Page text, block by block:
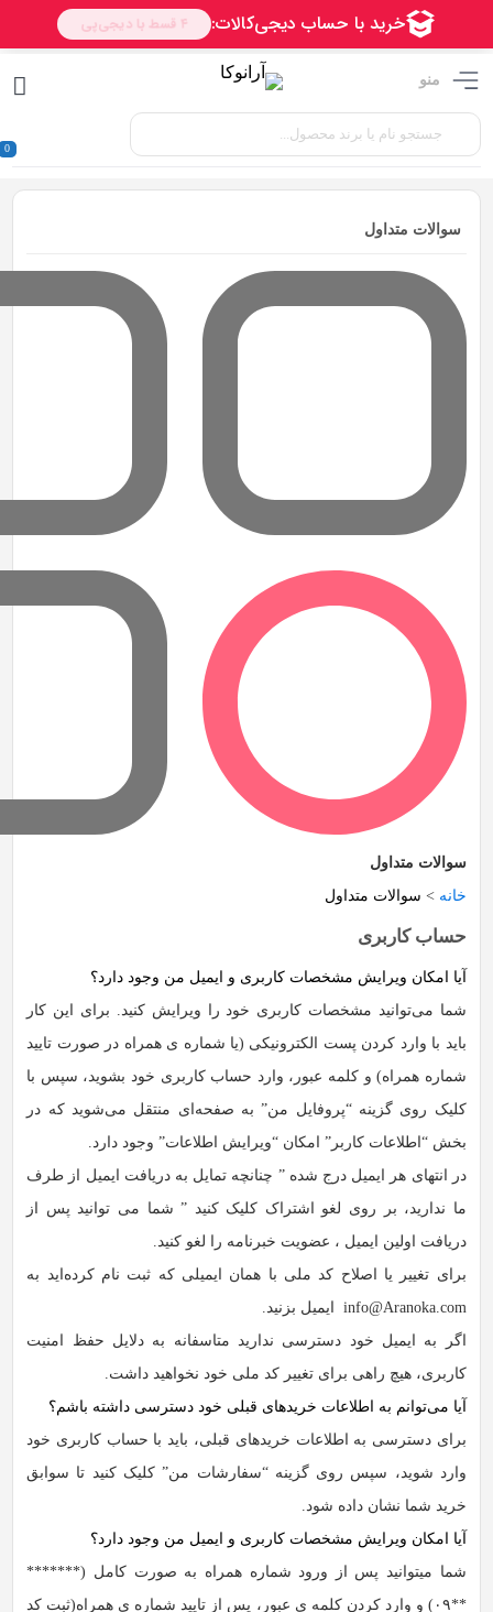
منو
0
سوالات متداول
سوالات متداول
خانه > سوالات متداول
حساب کاربری
آیا امکان ویرایش مشخصات کاربری و ایمیل من وجود دارد؟
شما می‏‌توانید مشخصات کاربری خود را ویرایش کنید. برای این کار
باید با وارد کردن پست الکترونیکی (یا شماره ی همراه در صورت تایید
شماره همراه) و کلمه عبور، وارد حساب کاربری خود بشوید، سپس با
کلیک روی گزینه “پروفایل من” به صفحه‏‌ای منتقل می‏‌شوید که در
بخش “اطلاعات کاربر” امکان “ویرایش اطلاعات” وجود دارد.
در انتهای هر ایمیل درج شده ” چنانچه تمایل به دریافت ایمیل از طرف
ما ندارید، بر روی لغو اشتراک کلیک کنید ” شما می توانید پس از
دریافت اولین ایمیل ، عضویت خبرنامه را لغو کنید.
برای تغییر یا اصلاح کد ملی با همان ایمیلی که ثبت نام کرده‏‌اید به
info@Aranoka.com ایمیل بزنید.
اگر به ایمیل خود دسترسی ندارید متاسفانه به دلایل حفظ امنیت
کاربری، هیچ راهی برای تغییر کد ملی خود نخواهید داشت.
آیا می‌‏توانم به اطلاعات خریدهای قبلی خود دسترسی داشته باشم؟
برای دسترسی به اطلاعات خریدهای قبلی، باید با حساب کاربری خود
وارد شوید، سپس روی گزینه “سفارشات من” کلیک کنید تا سوابق
خرید شما نشان داده ‏شود.
آیا امکان ویرایش مشخصات کاربری و ایمیل من وجود دارد؟
شما میتوانید پس از ورود شماره همراه به صورت کامل (*******
**۰۹) و وارد کردن کلمه ی عبور، پس از تایید شماره ی همراه(ثبت کد